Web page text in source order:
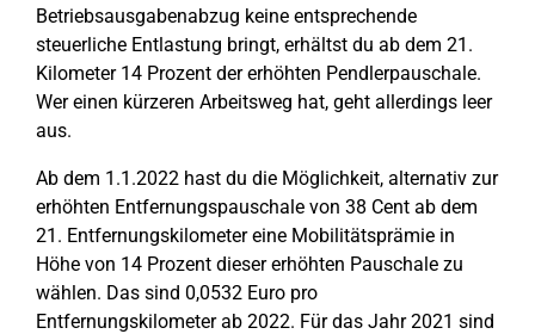
Betriebsausgabenabzug keine entsprechende
steuerliche Entlastung bringt, erhältst du ab dem 21.
Kilometer 14 Prozent der erhöhten Pendlerpauschale.
Wer einen kürzeren Arbeitsweg hat, geht allerdings leer
aus.
Ab dem 1.1.2022 hast du die Möglichkeit, alternativ zur
erhöhten Entfernungspauschale von 38 Cent ab dem
21. Entfernungskilometer eine Mobilitätsprämie in
Höhe von 14 Prozent dieser erhöhten Pauschale zu
wählen. Das sind 0,0532 Euro pro
Entfernungskilometer ab 2022. Für das Jahr 2021 sind